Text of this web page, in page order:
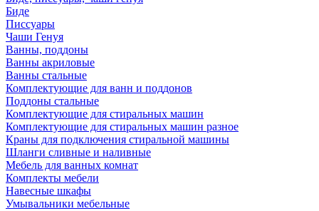
Биде
Писсуары
Чаши Генуя
Ванны, поддоны
Ванны акриловые
Ванны стальные
Комплектующие для ванн и поддонов
Поддоны стальные
Комплектующие для стиральных машин
Комплектующие для стиральных машин разное
Краны для подключения стиральной машины
Шланги сливные и наливные
Мебель для ванных комнат
Комплекты мебели
Навесные шкафы
Умывальники мебельные